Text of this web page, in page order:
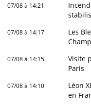
07/08 à 14:21
07/08 à 14:17
Les
07/08 à 14:15
Visite
Paris
07/08 à 14:10
Léon
en